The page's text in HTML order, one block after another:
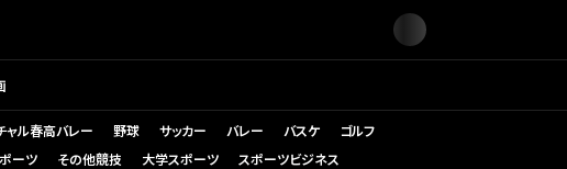
ャル春高バレー 野球 サッカー バレー バスケ
ゴルフ
ーツ その他競技 大学スポーツ スポーツビジネス